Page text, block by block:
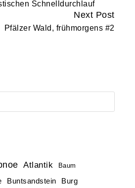
Schnelldurchlauf
Next Post
Pfälzer Wald, frühmorgens #2
Atlantik Baum
Buntsandstein Burg